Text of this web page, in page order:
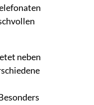
neben